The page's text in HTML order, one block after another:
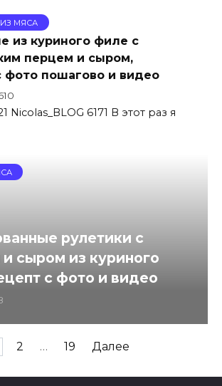
МЯСА
из куриного филе с
перцем и сыром,
фото пошагово и видео
Nicolas_BLOG 6171 В этот раз я
рулетики с
сыром из куриного
с фото и видео
2 … 19 Далее